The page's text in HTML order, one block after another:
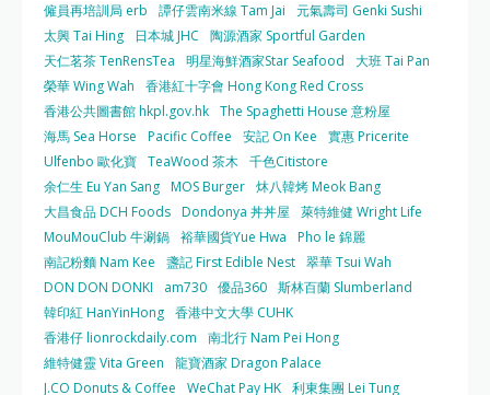
僱員再培訓局 erb
譚仔雲南米線 Tam Jai
元氣壽司 Genki Sushi
太興 Tai Hing
日本城 JHC
陶源酒家 Sportful Garden
天仁茗茶 TenRensTea
明星海鮮酒家Star Seafood
大班 Tai Pan
榮華 Wing Wah
香港紅十字會 Hong Kong Red Cross
香港公共圖書館 hkpl.gov.hk The Spaghetti House 意粉屋
海馬 Sea Horse
Pacific Coffee 安記 On Kee
實惠 Pricerite
Ulfenbo 歐化寶 TeaWood 茶木 千色Citistore
余仁生 Eu Yan Sang MOS Burger 炑八韓烤 Meok Bang
大昌食品 DCH Foods Dondonya 丼丼屋
萊特維健 Wright Life
MouMouClub 牛涮鍋 裕華國貨Yue Hwa
Pho le 錦麗
南記粉麵 Nam Kee
盞記 First Edible Nest 翠華 Tsui Wah
DON DON DONKI
am730 優品360 斯林百蘭 Slumberland
韓印紅 HanYinHong 香港中文大學 CUHK
香港仔 lionrockdaily.com
南北行 Nam Pei Hong
維特健靈 Vita Green
龍寶酒家 Dragon Palace
J.CO Donuts & Coffee
WeChat Pay HK 利東集團 Lei Tung